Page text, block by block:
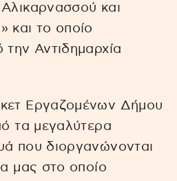
και
και το οποίο
Αντιδημαρχία
Εργαζομένων Δήμου
τα μεγαλύτερα
που διοργανώνονται
μας στο οποίο